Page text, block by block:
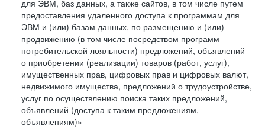
для ЭВМ, баз данных, а также сайтов, в том числе путем
предоставления удаленного доступа к программам для
ЭВМ и (или) базам данных, по размещению и (или)
продвижению (в том числе посредством программ
потребительской лояльности) предложений, объявлений
о приобретении (реализации) товаров (работ, услуг),
имущественных прав, цифровых прав и цифровых валют,
недвижимого имущества, предложений о трудоустройстве,
услуг по осуществлению поиска таких предложений,
объявлений (доступа к таким предложениям,
объявлениям)»